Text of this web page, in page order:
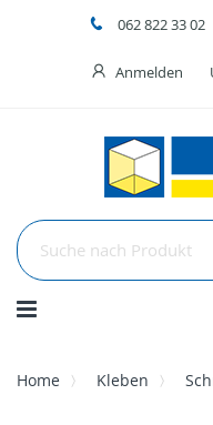
062 822 33 02
Anmelden
Menü
Home Kleben